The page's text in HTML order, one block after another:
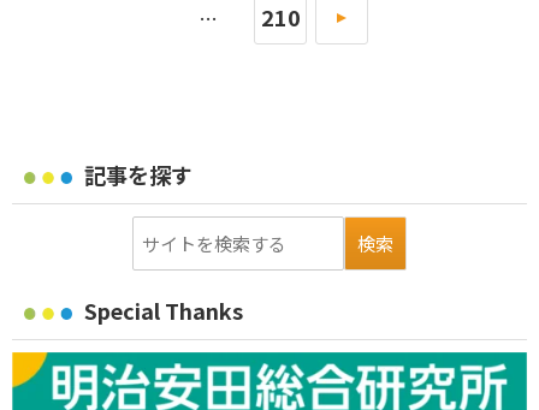
… 210 »
記事を探す
Special Thanks